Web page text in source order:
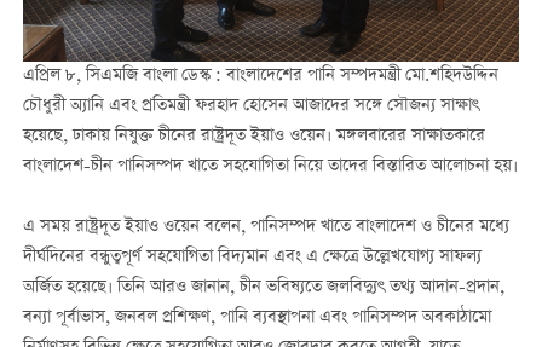
এপ্রিল ৮, সিএমজি বাংলা ডেস্ক : বাংলাদেশের পানি সম্পদমন্ত্রী মো.শহিদউদ্দিন
চৌধুরী অ্যানি এবং প্রতিমন্ত্রী ফরহাদ হোসেন আজাদের সঙ্গে সৌজন্য সাক্ষাৎ
হয়েছে, ঢাকায় নিযুক্ত চীনের রাষ্ট্রদূত ইয়াও ওয়েন। মঙ্গলবারের সাক্ষাতকারে
বাংলাদেশ-চীন পানিসম্পদ খাতে সহযোগিতা নিয়ে তাদের বিস্তারিত আলোচনা হয়।
এ সময় রাষ্ট্রদূত ইয়াও ওয়েন বলেন, পানিসম্পদ খাতে বাংলাদেশ ও চীনের মধ্যে
দীর্ঘদিনের বন্ধুত্বপূর্ণ সহযোগিতা বিদ্যমান এবং এ ক্ষেত্রে উল্লেখযোগ্য সাফল্য
অর্জিত হয়েছে। তিনি আরও জানান, চীন ভবিষ্যতে জলবিদ্যুৎ তথ্য আদান-প্রদান,
বন্যা পূর্বাভাস, জনবল প্রশিক্ষণ, পানি ব্যবস্থাপনা এবং পানিসম্পদ অবকাঠামো